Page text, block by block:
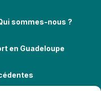
sommes-nous ?
en Guadeloupe